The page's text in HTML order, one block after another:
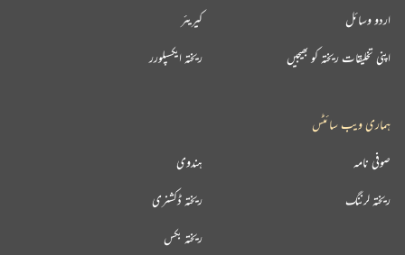
اردو وسائل
اپنی تخلیقات ریختہ کو بھیجیں
کیریئر
ریختہ ایکسپلورر
ہماری ویب سائٹس
ہندوی صوفی نامہ
ریختہ ڈکشنری ریختہ لرننگ
ریختہ بکس